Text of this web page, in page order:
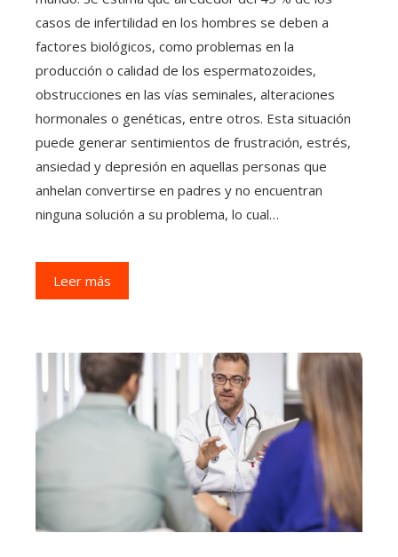
casos de infertilidad en los hombres se deben a
factores biológicos, como problemas en la
producción o calidad de los espermatozoides,
obstrucciones en las vías seminales, alteraciones
hormonales o genéticas, entre otros. Esta situación
puede generar sentimientos de frustración, estrés,
ansiedad y depresión en aquellas personas que
anhelan convertirse en padres y no encuentran
ninguna solución a su problema, lo cual…
Leer más